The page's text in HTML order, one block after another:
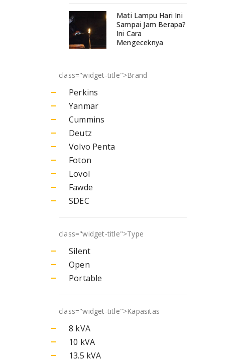
Mati Lampu Hari Ini
Sampai Jam Berapa?
Ini Cara
Mengeceknya
class="widget-title">Brand
Perkins
Yanmar
Cummins
Deutz
Volvo Penta
Foton
Lovol
Fawde
SDEC
class="widget-title">Type
Silent
Open
Portable
class="widget-title">Kapasitas
8 kVA
10 kVA
13.5 kVA